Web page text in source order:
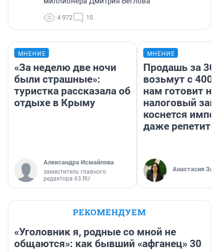
4 972 15
МНЕНИЕ
«За неделю две ночи
были страшные»:
туристка рассказала об
отдыхе в Крыму
Александра Исмайлова
заместитель главного
редактора 63.RU
МНЕНИЕ
Продашь за
возьмут с
нам готовит
налоговый
коснется
даже
Анастасия
РЕКОМЕНДУЕМ
«Уголовник я, родные со мной не
общаются»: как бывший «афганец» 30